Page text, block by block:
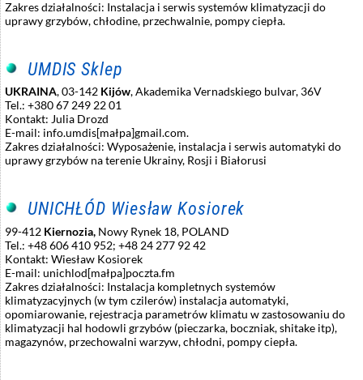
Zakres działalności: Instalacja i serwis systemów klimatyzacji do
uprawy grzybów, chłodine, przechwalnie, pompy ciepła.
UMDIS Sklep
UKRAINA, 03-142 Kijów, Akademika Vernadskiego bulvar, 36V
Tel.: +380 67 249 22 01
Kontakt: Julia Drozd
E-mail: info.umdis[małpa]gmail.com.
Zakres działalności: Wyposażenie, instalacja i serwis automatyki do
uprawy grzybów na terenie Ukrainy, Rosji i Białorusi
UNICHŁÓD Wiesław Kosiorek
99-412 Kiernozia, Nowy Rynek 18, POLAND
Tel.: +48 606 410 952; +48 24 277 92 42
Kontakt: Wiesław Kosiorek
E-mail: unichlod[małpa]poczta.fm
Zakres działalności: Instalacja kompletnych systemów
klimatyzacyjnych (w tym czilerów) instalacja automatyki,
opomiarowanie, rejestracja parametrów klimatu w zastosowaniu do
klimatyzacji hal hodowli grzybów (pieczarka, boczniak, shitake itp),
magazynów, przechowalni warzyw, chłodni, pompy ciepła.